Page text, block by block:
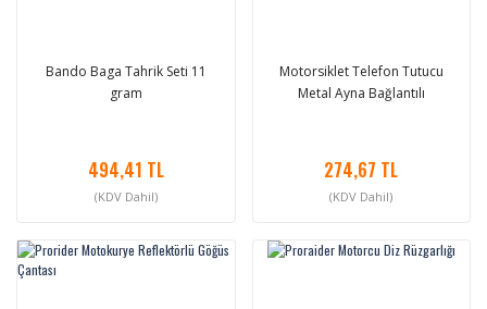
Bando Baga Tahrik Seti 11
gram
494,41 TL
(KDV Dahil)
Motorsiklet Telefon Tutucu
Metal Ayna Bağlantılı
274,67 TL
(KDV Dahil)